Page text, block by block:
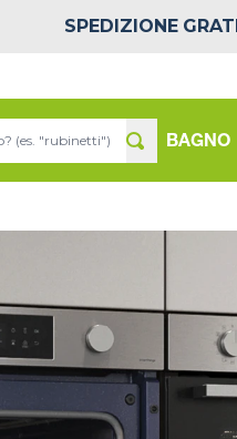
SPEDIZIONE
BAGNO